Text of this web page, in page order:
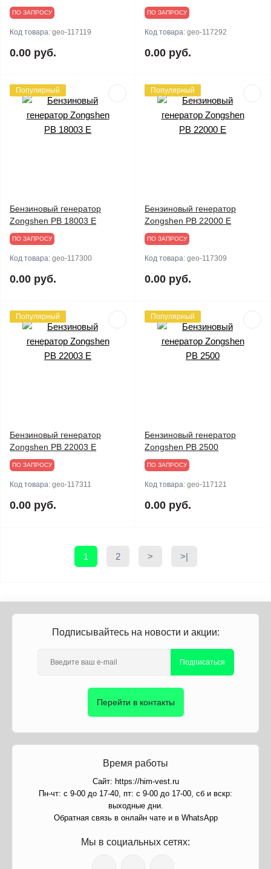
ПО ЗАПРОСУ
Код товара: geo-117119
0.00 руб.
ПО ЗАПРОСУ
Код товара: geo-117292
0.00 руб.
Популярный
Бензиновый генератор
Zongshen PB 18003 E
ПО ЗАПРОСУ
Код товара: geo-117300
0.00 руб.
Популярный
Бензиновый генератор
Zongshen PB 22000 E
ПО ЗАПРОСУ
Код товара: geo-117309
0.00 руб.
Популярный
Бензиновый генератор
Zongshen PB 22003 E
ПО ЗАПРОСУ
Код товара: geo-117311
0.00 руб.
Популярный
Бензиновый генератор
Zongshen PB 2500
ПО ЗАПРОСУ
Код товара: geo-117121
0.00 руб.
1 2 > >|
Подписывайтесь на новости и акции:
Подписаться
Перейти в контакты
Время работы
Сайт: https://him-vest.ru
Пн-чт: с 9-00 до 17-40, пт: с 9-00 до 17-00, сб и вскр:
выходные дни.
Обратная связь в онлайн чате и в WhatsApp
Мы в социальных сетях: